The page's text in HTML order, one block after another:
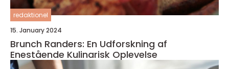
redaktionel
15. January 2024
Brunch Randers: En Udforskning af
Enestående Kulinarisk Oplevelse